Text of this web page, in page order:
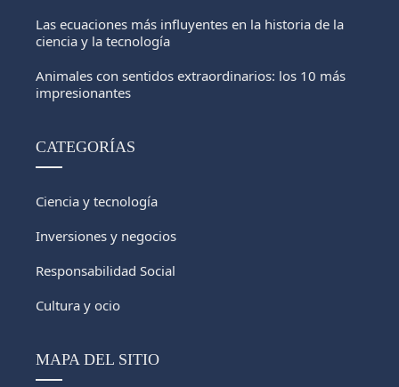
Las ecuaciones más influyentes en la historia de la
ciencia y la tecnología
Animales con sentidos extraordinarios: los 10 más
impresionantes
CATEGORÍAS
Ciencia y tecnología
Inversiones y negocios
Responsabilidad Social
Cultura y ocio
MAPA DEL SITIO